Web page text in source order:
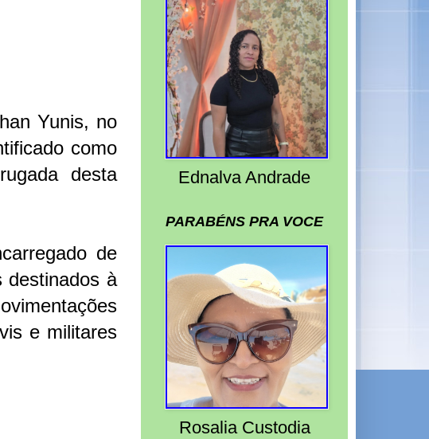
Yunis, no
como
desta
de
destinados à
e militares
Ednalva Andrade
PARABÉNS PRA VOCE
Rosalia Custodia